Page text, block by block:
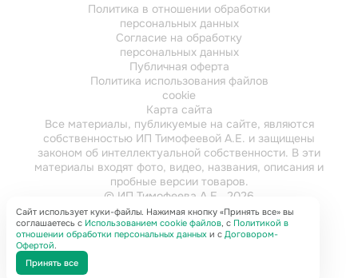
Политика в отношении обработки
персональных данных
Согласие на обработку
персональных данных
Публичная оферта
Политика использования файлов
cookie
Карта сайта
Все материалы, публикуемые на сайте, являются
собственностью ИП Тимофеевой А.Е. и защищены
законом об интеллектуальной собственности. В эти
материалы входят фото, видео, названия, описания и
пробные версии товаров.
© ИП Тимофеева А.Е., 2026
ИНН 784202616921
Сайт использует куки-файлы. Нажимая кнопку «Принять все» вы
соглашаетесь с Использованием cookie файлов, с Политикой в
отношении обработки персональных данных и с Договором-
Офертой.
Принять все